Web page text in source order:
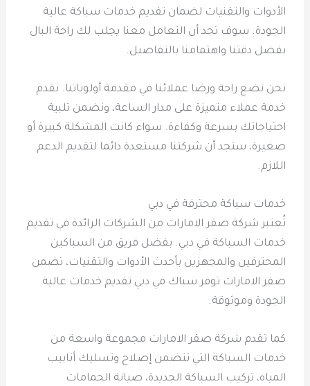
الأدوات والتقنيات لضمان تقديم خدمات سباكة عالية
الجودة. سوف تجد أن التعامل معنا يجلب لك راحة البال
بفضل دقتنا واهتمامنا بالتفاصيل.
نحن نضع راحة ورضا عملائنا في مقدمة أولوياتنا. نقدم
خدمة عملاء متميزة على مدار الساعة، ونضمن تلبية
احتياجاتك بسرعة وكفاءة. سواء كانت المشكلة كبيرة أو
صغيرة، ستجد أن شركتنا مستعدة دائما لتقديم الدعم
اللازم.
خدمات سباكة محترفة في دبي
تُعتبر شركة صقر الامارات من الشركات الرائدة في تقديم
خدمات السباكة في دبي. بفضل فريق من السباكين
المحترفين والمجهزين بأحدث الأدوات والتقنيات، تضمن
صقر الامارات توفر سباك في دبي تقديم خدمات عالية
الجودة وموثوقة.
كما تقدم شركة صقر الامارات مجموعة واسعة من
خدمات السباكة التي تتضمن إصلاح وتسليك أنابيب
المياه، تركيب السباكة الجديدة، صيانة الحمامات